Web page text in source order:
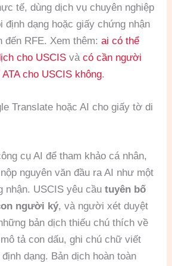
tế, dùng dịch vụ chuyên nghiệp
định dạng hoặc giấy chứng nhận
đến RFE. Xem thêm:ai có thể
cho USCIS vàcó cần người
cho USCIS không.
Translate hoặc AI cho giấy tờ di
cụ AI để tham khảo cá nhân,
nguyên văn đầu ra AI như một
nhận. USCIS yêu cầutuyên bố
người ký, và người xét duyệt
bản dịch thiếu chú thích về
tả con dấu, ghi chú chữ viết
dạng. Bản dịch hoàn toàn